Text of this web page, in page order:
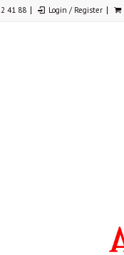
41 88 Login / Register